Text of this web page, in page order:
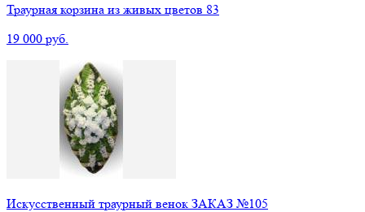
Траурная корзина из живых цветов 83
19 000 руб.
Искусственный траурный венок ЗАКАЗ №105